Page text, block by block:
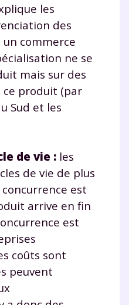
les
des
commerce
ne se
mais sur des
ce produit (par
Sud et les
de vie : les
de vie de plus
est
arrive en fin
est
coûts sont
peuvent
votre
?
notre
soutien
vidéos